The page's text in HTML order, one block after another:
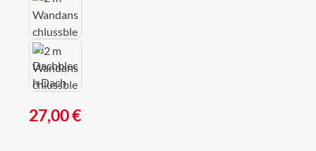
Regulärer Preis:
27,00 €